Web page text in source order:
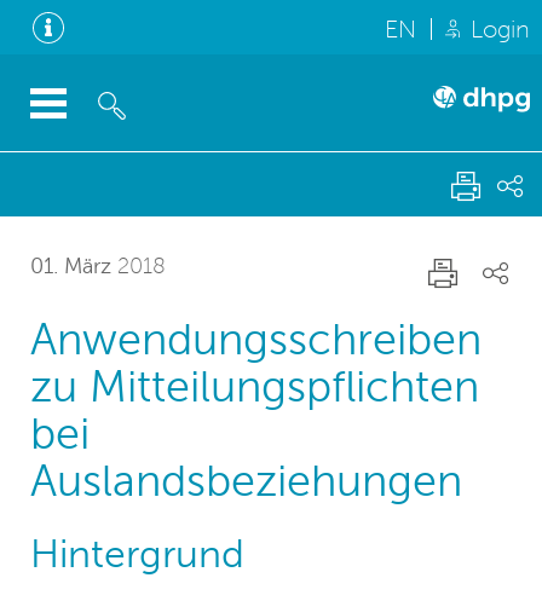
EN Login
01. März 2018
Anwendungsschreiben
zu Mitteilungspflichten
bei
Auslandsbeziehungen
Hintergrund